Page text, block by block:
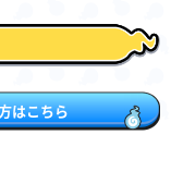
はこちら